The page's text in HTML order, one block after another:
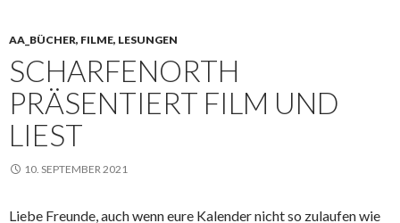
AA_BÜCHER, FILME, LESUNGEN
SCHARFENORTH
PRÄSENTIERT FILM UND
LIEST
10. SEPTEMBER 2021
Liebe Freunde, auch wenn eure Kalender nicht so zulaufen wie